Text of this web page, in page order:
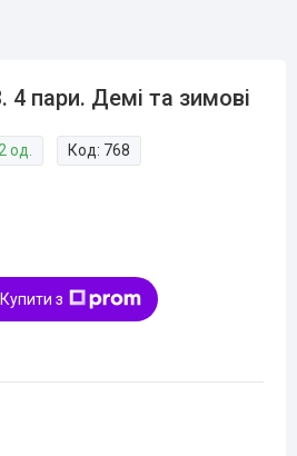
4 пари. Демі та зимові
од. Код: 768
Купити з